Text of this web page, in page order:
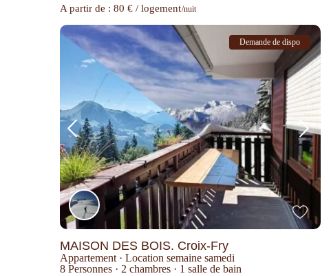
A partir de : 80 € / logement/nuit
Demande de dispo
MAISON DES BOIS. Croix-Fry
Appartement · Location semaine samedi
8 Personnes · 2 chambres · 1 salle de bain